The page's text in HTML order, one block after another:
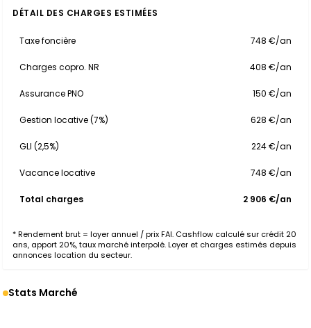
DÉTAIL DES CHARGES ESTIMÉES
Taxe foncière 748 €/an
Charges copro. NR 408 €/an
Assurance PNO 150 €/an
Gestion locative (7%) 628 €/an
GLI (2,5%) 224 €/an
Vacance locative 748 €/an
Total charges 2 906 €/an
* Rendement brut = loyer annuel / prix FAI. Cashflow calculé sur crédit 20
ans, apport 20%, taux marché interpolé. Loyer et charges estimés depuis
annonces location du secteur.
Stats Marché